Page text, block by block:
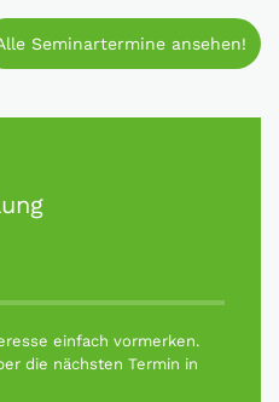
Seminartermine ansehen!
einfach vormerken.
die nächsten Termin in